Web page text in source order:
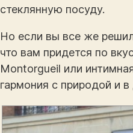
стеклянную посуду.
Но если вы все же
что вам придется по
Montorgueil или
гармония с природой и в